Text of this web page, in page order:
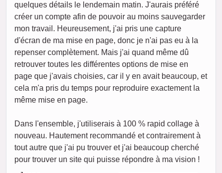
quelques détails le lendemain matin. J'aurais préféré
créer un compte afin de pouvoir au moins sauvegarder
mon travail. Heureusement, j'ai pris une capture
d'écran de ma mise en page, donc je n'ai pas eu à la
repenser complètement. Mais j'ai quand même dû
retrouver toutes les différentes options de mise en
page que j'avais choisies, car il y en avait beaucoup, et
cela m'a pris du temps pour reproduire exactement la
même mise en page.
Dans l'ensemble, j'utiliserais à 100 % rapid collage à
nouveau. Hautement recommandé et contrairement à
tout autre que j'ai pu trouver et j'ai beaucoup cherché
pour trouver un site qui puisse répondre à ma vision !